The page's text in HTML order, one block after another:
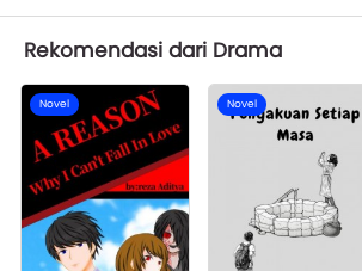
Rekomendasi dari Drama
Novel Novel